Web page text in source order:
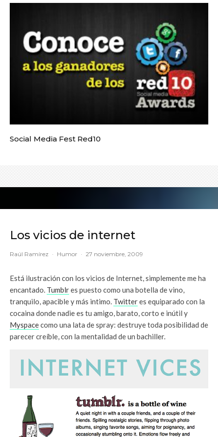
Social Media Fest Red10
Los vicios de internet
Raúl Ramírez · Humor · 27 noviembre, 2009
Está ilustración con los vicios de Internet, simplemente me ha
encantado. Tumblres puesto como una botella de vino,
tranquilo, apacible y más intimo. Twitteres equiparado con la
cocaina donde nadie es tu amigo, barato, corto e inútil y
Myspacecomo una lata de spray: destruye toda posibilidad de
parecer creíble, con la mentalidad de un bachiller.